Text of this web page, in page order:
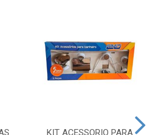
KIT ACESSORIO PARA